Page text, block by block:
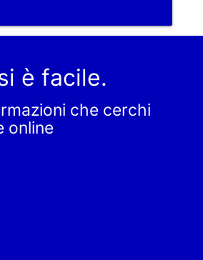
è facile.
che cerchi
online